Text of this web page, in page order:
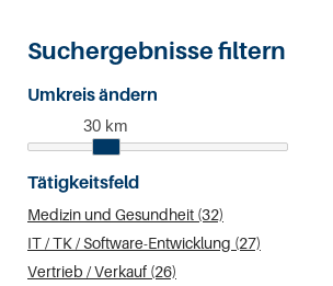
Suchergebnisse filtern
Umkreis ändern
30 km
Tätigkeitsfeld
Medizin und Gesundheit (32)
IT / TK / Software-Entwicklung (27)
Vertrieb / Verkauf (26)